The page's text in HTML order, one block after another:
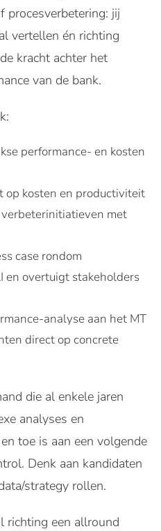
procesverbetering: jij
vertellen én richting
kracht achter het
van de bank.
performance- en kosten
op kosten en productiviteit
met
case rondom
en overtuigt stakeholders
analyse aan het MT
direct op concrete
die al enkele jaren
analyses en
toe is aan een volgende
Denk aan kandidaten
strategy rollen.
richting een allround